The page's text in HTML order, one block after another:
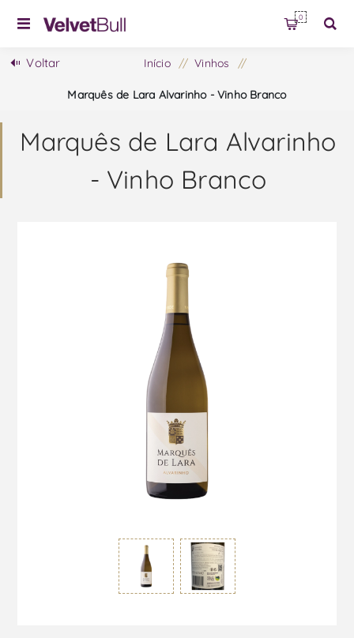
0
Voltar Início / Vinhos /
Marquês de Lara Alvarinho - Vinho Branco
Marquês de Lara Alvarinho
- Vinho Branco